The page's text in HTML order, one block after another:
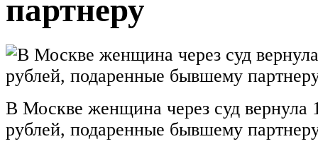
партнеру
В Москве женщина через суд вернула
рублей, подаренные бывшему